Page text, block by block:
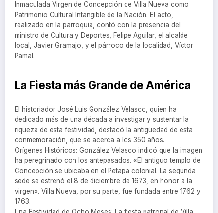
Inmaculada Virgen de Concepción de Villa Nueva como
Patrimonio Cultural Intangible de la Nación. El acto,
realizado en la parroquia, contó con la presencia del
ministro de Cultura y Deportes, Felipe Aguilar, el alcalde
local, Javier Gramajo, y el párroco de la localidad, Víctor
Pamal.
La Fiesta más Grande de América
El historiador José Luis González Velasco, quien ha
dedicado más de una década a investigar y sustentar la
riqueza de esta festividad, destacó la antigüedad de esta
conmemoración, que se acerca a los 350 años.
Orígenes Históricos: González Velasco indicó que la imagen
ha peregrinado con los antepasados. «El antiguo templo de
Concepción se ubicaba en el Petapa colonial. La segunda
sede se estrenó el 8 de diciembre de 1673, en honor a la
virgen». Villa Nueva, por su parte, fue fundada entre 1762 y
1763.
Una Festividad de Ocho Meses: La fiesta patronal de Villa